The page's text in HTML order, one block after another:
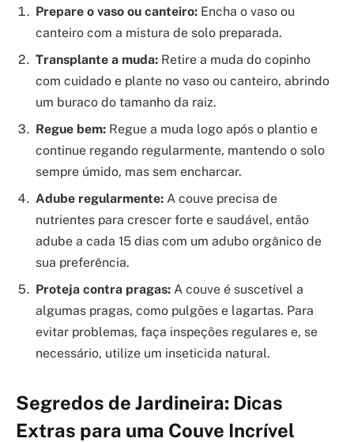
Prepare o vaso ou canteiro: Encha o vaso ou
canteiro com a mistura de solo preparada.
Transplante a muda: Retire a muda do copinho
com cuidado e plante no vaso ou canteiro, abrindo
um buraco do tamanho da raiz.
Regue bem: Regue a muda logo após o plantio e
continue regando regularmente, mantendo o solo
sempre úmido, mas sem encharcar.
Adube regularmente: A couve precisa de
nutrientes para crescer forte e saudável, então
adube a cada 15 dias com um adubo orgânico de
sua preferência.
Proteja contra pragas: A couve é suscetível a
algumas pragas, como pulgões e lagartas. Para
evitar problemas, faça inspeções regulares e, se
necessário, utilize um inseticida natural.
Segredos de Jardineira: Dicas
Extras para uma Couve Incrível